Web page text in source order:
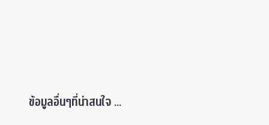
ข้อมูลอื่นๆที่น่าสนใจ ...